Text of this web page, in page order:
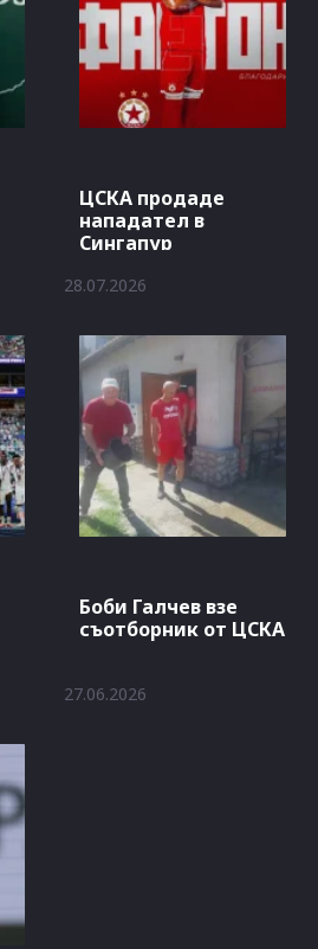
ЦСКА продаде
нападател в
Сингапур
28.07.2026
Боби Галчев взе
съотборник от ЦСКА
27.06.2026